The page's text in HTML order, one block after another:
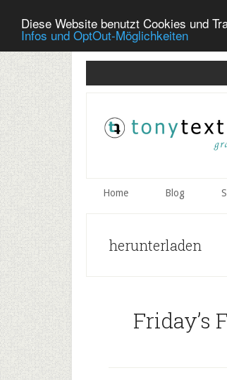
Diese Website benutzt Cookies und
Infos und OptOut-Möglichkeiten
Skip
to
secondary
menu
Skip
to
main
content
Skip
to
primary
sidebar
Home Blog
herunterladen
Friday’s